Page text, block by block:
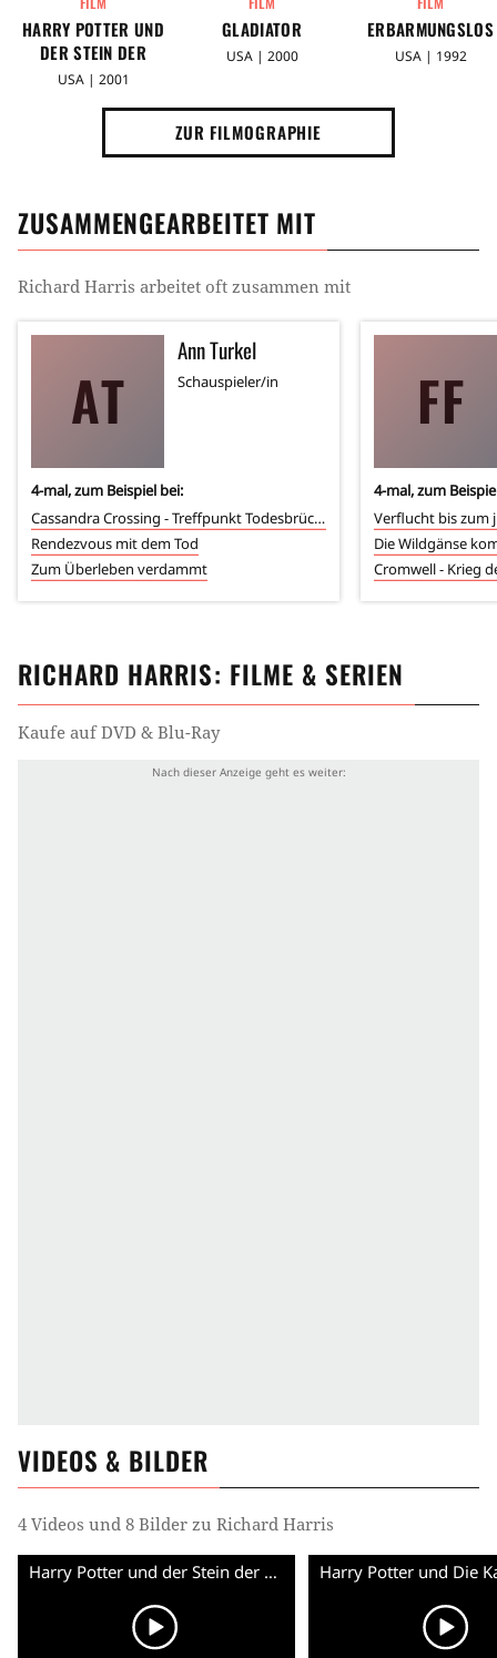
HARRY POTTER UND
DER STEIN DER
WEISEN
USA | 2001
GLADIATOR
USA | 2000
ERBARMUNGSLOS
USA | 1992
ZUR FILMOGRAPHIE
ZUSAMMENGEARBEITET MIT
Richard Harris arbeitet oft zusammen mit
AT
Ann Turkel
Schauspieler/in
4-mal, zum Beispiel bei:
Cassandra Crossing - Treffpunkt Todesbrücke
Rendezvous mit dem Tod
Zum Überleben verdammt
FF
4-mal, zum
Verflucht bis zum
Die Wildgänse
Cromwell - Krieg
RICHARD HARRIS: FILME & SERIEN
Kaufe auf DVD & Blu-Ray
VIDEOS & BILDER
4 Videos und 8 Bilder zu Richard Harris
Harry Potter und der Stein der Weisen - Trailer (Deutsch)